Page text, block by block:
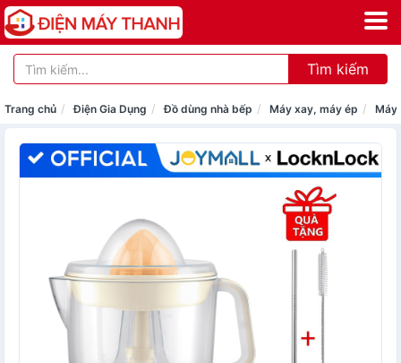
Tìm kiếm
Trang chủ Điện Gia Dụng Đồ dùng nhà bếp Máy xay, máy ép Máy